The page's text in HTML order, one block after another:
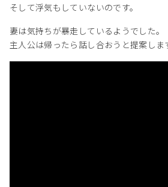
そして浮気もしていないのです。
妻は気持ちが暴走しているようでした。
主人公は帰ったら話し合おうと提案しま